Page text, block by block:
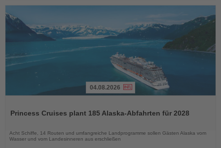
die
04.08.2026
Princess Cruises plant 185 Alaska-Abfahrten für 2028
Acht Schiffe, 14 Routen und umfangreiche Landprogramme sollen Gästen Alaska vom
Wasser und vom Landesinneren aus erschließen